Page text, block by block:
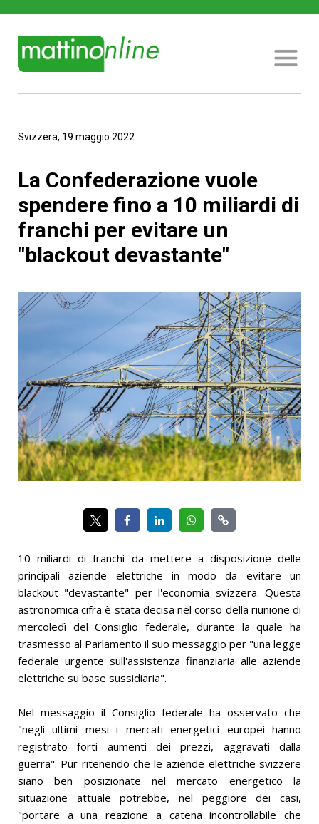
Svizzera, 19 maggio 2022
La Confederazione vuole
spendere fino a 10 miliardi di
franchi per evitare un
"blackout devastante"
10 miliardi di franchi da mettere a disposizione delle
principali aziende elettriche in modo da evitare un
blackout "devastante" per l'economia svizzera. Questa
astronomica cifra è stata decisa nel corso della riunione di
mercoledì del Consiglio federale, durante la quale ha
trasmesso al Parlamento il suo messaggio per "una legge
federale urgente sull'assistenza finanziaria alle aziende
elettriche su base sussidiaria".
Nel messaggio il Consiglio federale ha osservato che
"negli ultimi mesi i mercati energetici europei hanno
registrato forti aumenti dei prezzi, aggravati dalla
guerra". Pur ritenendo che le aziende elettriche svizzere
siano ben posizionate nel mercato energetico la
situazione attuale potrebbe, nel peggiore dei casi,
"portare a una reazione a catena incontrollabile che